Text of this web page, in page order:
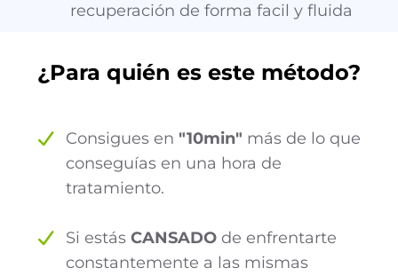
recuperación de forma facil y fluida
¿Para quién es este método?
Consigues en "10min" más de lo que
conseguías en una hora de
tratamiento.
Si estás CANSADO de enfrentarte
constantemente a las mismas